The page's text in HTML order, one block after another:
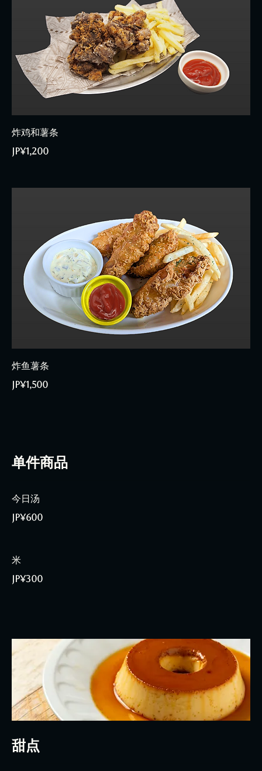
炸鸡和薯条
JP¥1,200
炸鱼薯条
JP¥1,500
单件商品
今日汤
JP¥600
米
JP¥300
甜点